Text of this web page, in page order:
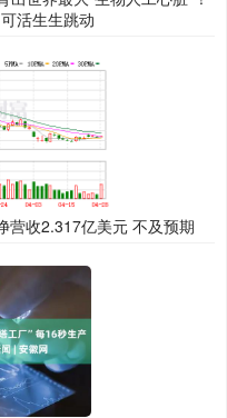
活生生跳动
营收2.317亿美元 不及预期